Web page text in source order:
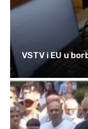
VSTV i EU u